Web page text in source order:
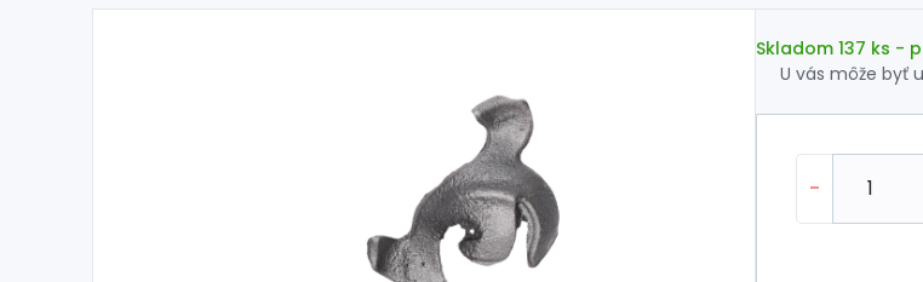
Skladom 137 ks -
U vás môže byť
-